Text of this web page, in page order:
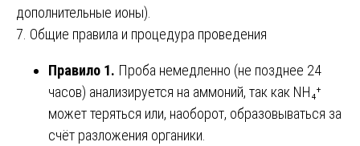
дополнительные ионы).
7. Общие правила и процедура проведения
Правило 1. Проба немедленно (не позднее 24
часов) анализируется на аммоний, так как NH₄⁺
может теряться или, наоборот, образовываться за
счёт разложения органики.